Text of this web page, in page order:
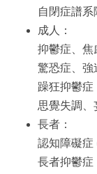
自閉症譜系
成人：
抑鬱症、焦
驚恐症、強
躁狂抑鬱症
思覺失調、
長者：
認知障礙症
長者抑鬱症